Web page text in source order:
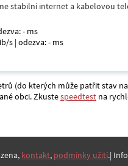
stabilní internet a kabelovou
- ms
s | odezva: - ms
(do kterých může patřit stav
obci. Zkustespeedtest na
kontakt, podmínky užití.|